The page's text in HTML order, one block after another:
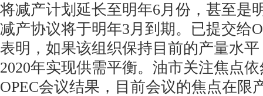
将减产计划延长至明年6月份，甚至是
减产协议将于明年3月到期。已提交给
表明，如果该组织保持目前的产量水
2020年实现供需平衡。油市关注焦点
OPEC会议结果，目前会议的焦点在限